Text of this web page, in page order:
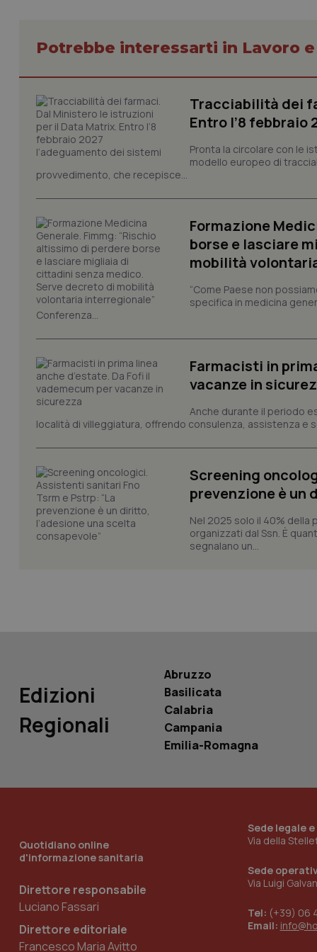
Potrebbe interessarti in Lavoro
Tracciabilità dei
Entro l’8 febbraio
Pronta la circolare con le
modello europeo di
provvedimento, che recepisce...
Formazione
borse e lasciare
mobilità
“Come Paese non
specifica in medicina
Conferenza...
Farmacisti in
vacanze in
Anche durante il periodo
località di villeggiatura, offrendo consulenza, assistenza e
Screening
prevenzione è un
Nel 2025 solo il 40% della
organizzati dal Ssn. È
segnalano un...
Edizioni
Regionali
Abruzzo
Basilicata
Calabria
Campania
Emilia-Romagna
Quotidiano online
d'informazione sanitaria
Direttore responsabile
Luciano Fassari
Direttore editoriale
Francesco Maria Avitto
Sede legale
Via della
Sede
Via Luigi
Tel: (+39) 06
Email:
_tteu
__cf_bm
next-token
ps_profile_variant
__cf_bm
__cf_bm
Dichiarazione di
int_c
persist:cart